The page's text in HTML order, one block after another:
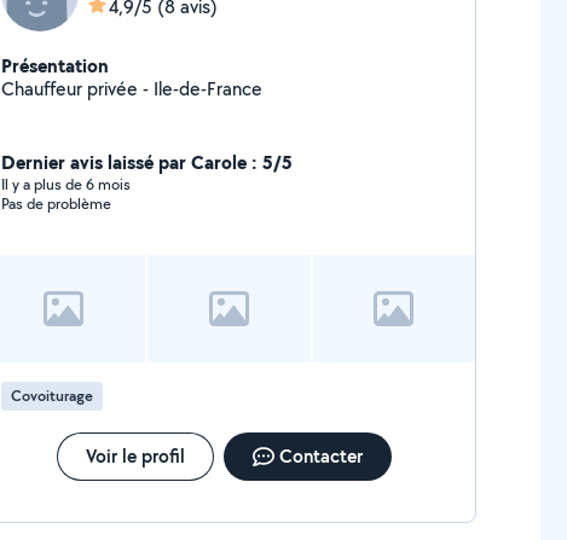
4,9/5 (8 avis)
Présentation
Chauffeur privée - Ile-de-France
Dernier avis laissé par Carole : 5/5
Il y a plus de 6 mois
Pas de problème
Covoiturage
Voir le profil Contacter